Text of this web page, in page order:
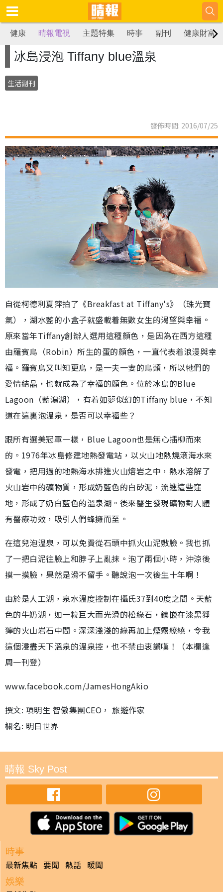
健康 晴報電視 主題特集 時事 副刊 健康財富
冰島浸泡 Tiffany blue溫泉
生活副刊
發佈時間: 2016/07/25
自從柯德利夏萍拍了《Breakfast at Tiffany's》（珠光寶
氣），湖水藍的小盒子就盛載着無數女生的渴望與幸福。
原來當年Tiffany創辦人選用這種顏色，是因為在西方這種
由羅賓鳥（Robin）所生的蛋的顏色，一直代表着浪漫與幸
福。羅賓鳥又叫知更鳥，是一夫一妻的鳥類，所以牠們的
愛情結晶，也就成為了幸福的顏色。位於冰島的Blue
Lagoon（藍潟湖），有着如夢似幻的Tiffany blue，不知
道在這裏泡溫泉，是否可以幸福些？
跟所有選美冠軍一樣，Blue Lagoon也是無心插柳而來
的。1976年冰島修建地熱發電站，以火山地熱燒滾海水來
發電，把用過的地熱海水排進火山熔岩之中，熱水溶解了
火山岩中的礦物質，形成奶藍色的白矽泥，流進這些窪
地，形成了奶白藍色的溫泉湖。後來醫生發現礦物對人體
有醫療功效，吸引人們蜂擁而至。
在這兒泡溫泉，可以免費從石頭中抓火山泥敷臉。我也抓
了一把白泥往臉上和脖子上亂抹。泡了兩個小時，沖涼後
摸一摸臉，果然是滑不留手。聽說泡一次後生十年啊！
由於是人工湖，泉水溫度控制在攝氏37到40度之間。天藍
色的牛奶湖，如一粒巨大而光滑的松綠石，鑲嵌在漆黑猙
獰的火山岩石中間。深深淺淺的綠再加上煙霧繚繞，令我
這個浸盡天下溫泉的溫泉控，也不禁由衷讚嘆！（本欄逢
周一刊登）
www.facebook.com/JamesHongAkio
撰文: 項明生 智傲集團CEO， 旅遊作家
欄名: 明日世界
晴報 Sky Post
時事
最新焦點 要聞 熱話 暖聞
娛樂